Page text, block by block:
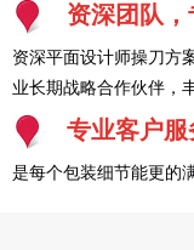
资深团队
资深平面设计师操刀方
业长期战略合作伙伴，
专业客户服
是每个包装细节能更的